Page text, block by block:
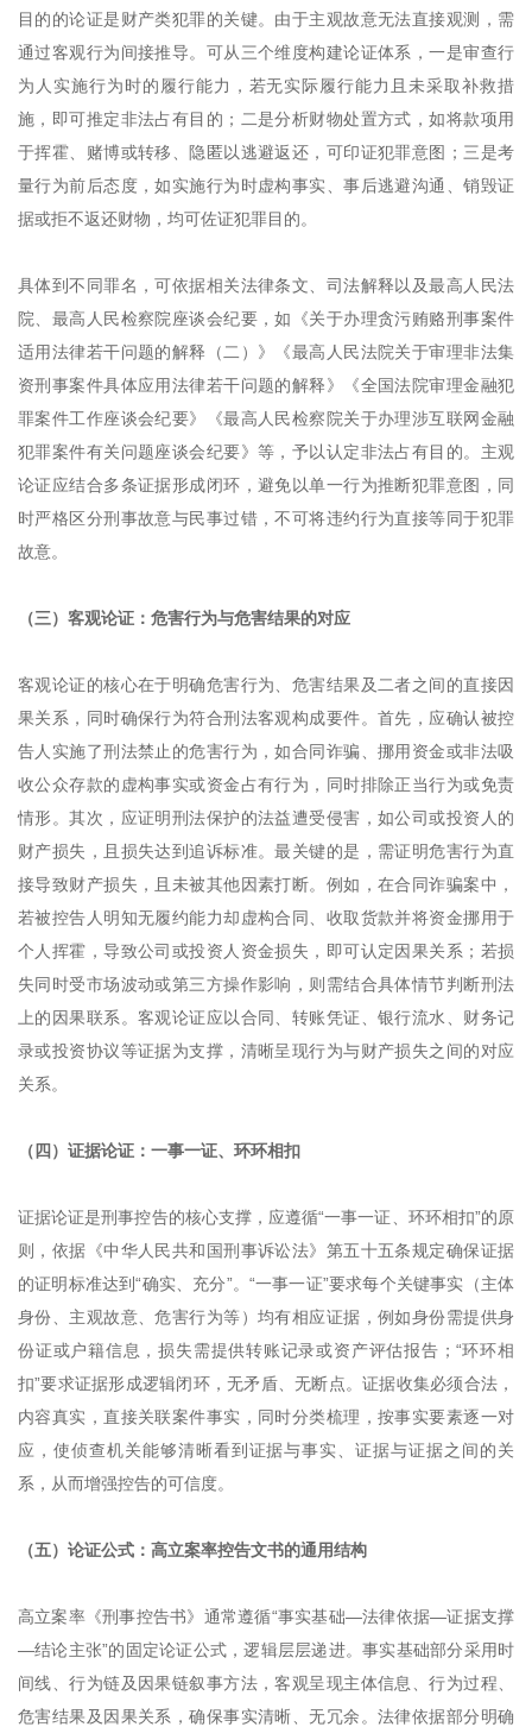
目的的论证是财产类犯罪的关键。由于主观故意无法直接观测，需
通过客观行为间接推导。可从三个维度构建论证体系，一是审查行
为人实施行为时的履行能力，若无实际履行能力且未采取补救措
施，即可推定非法占有目的；二是分析财物处置方式，如将款项用
于挥霍、赌博或转移、隐匿以逃避返还，可印证犯罪意图；三是考
量行为前后态度，如实施行为时虚构事实、事后逃避沟通、销毁证
据或拒不返还财物，均可佐证犯罪目的。
具体到不同罪名，可依据相关法律条文、司法解释以及最高人民法
院、最高人民检察院座谈会纪要，如《关于办理贪污贿赂刑事案件
适用法律若干问题的解释（二）》《最高人民法院关于审理非法集
资刑事案件具体应用法律若干问题的解释》《全国法院审理金融犯
罪案件工作座谈会纪要》《最高人民检察院关于办理涉互联网金融
犯罪案件有关问题座谈会纪要》等，予以认定非法占有目的。主观
论证应结合多条证据形成闭环，避免以单一行为推断犯罪意图，同
时严格区分刑事故意与民事过错，不可将违约行为直接等同于犯罪
故意。
（三）客观论证：危害行为与危害结果的对应
客观论证的核心在于明确危害行为、危害结果及二者之间的直接因
果关系，同时确保行为符合刑法客观构成要件。首先，应确认被控
告人实施了刑法禁止的危害行为，如合同诈骗、挪用资金或非法吸
收公众存款的虚构事实或资金占有行为，同时排除正当行为或免责
情形。其次，应证明刑法保护的法益遭受侵害，如公司或投资人的
财产损失，且损失达到追诉标准。最关键的是，需证明危害行为直
接导致财产损失，且未被其他因素打断。例如，在合同诈骗案中，
若被控告人明知无履约能力却虚构合同、收取货款并将资金挪用于
个人挥霍，导致公司或投资人资金损失，即可认定因果关系；若损
失同时受市场波动或第三方操作影响，则需结合具体情节判断刑法
上的因果联系。客观论证应以合同、转账凭证、银行流水、财务记
录或投资协议等证据为支撑，清晰呈现行为与财产损失之间的对应
关系。
（四）证据论证：一事一证、环环相扣
证据论证是刑事控告的核心支撑，应遵循“一事一证、环环相扣”的原
则，依据《中华人民共和国刑事诉讼法》第五十五条规定确保证据
的证明标准达到“确实、充分”。“一事一证”要求每个关键事实（主体
身份、主观故意、危害行为等）均有相应证据，例如身份需提供身
份证或户籍信息，损失需提供转账记录或资产评估报告；“环环相
扣”要求证据形成逻辑闭环，无矛盾、无断点。证据收集必须合法，
内容真实，直接关联案件事实，同时分类梳理，按事实要素逐一对
应，使侦查机关能够清晰看到证据与事实、证据与证据之间的关
系，从而增强控告的可信度。
（五）论证公式：高立案率控告文书的通用结构
高立案率《刑事控告书》通常遵循“事实基础—法律依据—证据支撑
—结论主张”的固定论证公式，逻辑层层递进。事实基础部分采用时
间线、行为链及因果链叙事方法，客观呈现主体信息、行为过程、
危害结果及因果关系，确保事实清晰、无冗余。法律依据部分明确